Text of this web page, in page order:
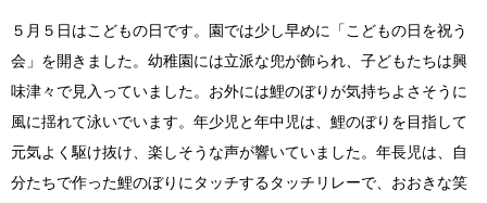
５月５日はこどもの日です。園では少し早めに「こどもの日を祝う
会」を開きました。幼稚園には立派な兜が飾られ、子どもたちは興
味津々で見入っていました。お外には鯉のぼりが気持ちよさそうに
風に揺れて泳いでいます。年少児と年中児は、鯉のぼりを目指して
元気よく駆け抜け、楽しそうな声が響いていました。年長児は、自
分たちで作った鯉のぼりにタッチするタッチリレーで、おおきな笑